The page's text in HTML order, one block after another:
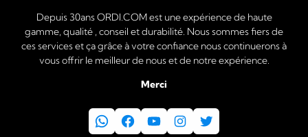
Depuis 30ans ORDI.COM est une expérience de haute
gamme, qualité , conseil et durabilité. Nous sommes fiers de
ces services et ça grâce à votre confiance nous continuerons à
vous offrir le meilleur de nous et de notre expérience.
Merci
WhatsApp Facebook YouTube Instagram Twitter